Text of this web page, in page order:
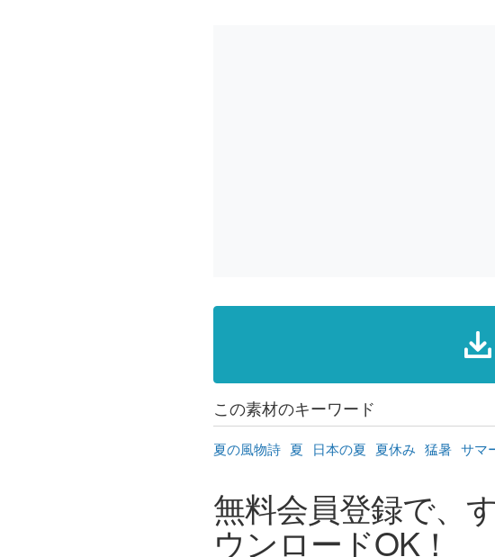
この素材のキーワード
夏の風物詩 夏 日本の夏 夏休み 猛暑 サマ
無料会員登録で、
ウンロードOK！